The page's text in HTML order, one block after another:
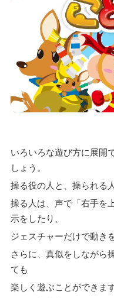
いろいろな遊び方に展開
しょう。
操る役の人と、操られる
操る人は、声で「右手を
示をしたり、
ジェスチャーだけで動き
さらに、真似をしながら
ても
楽しく遊ぶことができます